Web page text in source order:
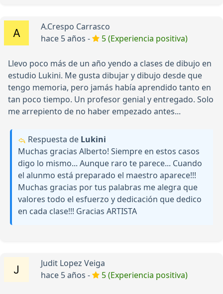
A.Crespo Carrasco
hace 5 años -
5 (Experiencia positiva)
Llevo poco más de un año yendo a clases de dibujo en
estudio Lukini. Me gusta dibujar y dibujo desde que
tengo memoria, pero jamás había aprendido tanto en
tan poco tiempo. Un profesor genial y entregado. Solo
me arrepiento de no haber empezado antes...
Respuesta de Lukini
Muchas gracias Alberto! Siempre en estos casos
digo lo mismo... Aunque raro te parece... Cuando
el alunmo está preparado el maestro aparece!!!
Muchas gracias por tus palabras me alegra que
valores todo el esfuerzo y dedicación que dedico
en cada clase!!! Gracias ARTISTA
Judit Lopez Veiga
hace 5 años -
5 (Experiencia positiva)